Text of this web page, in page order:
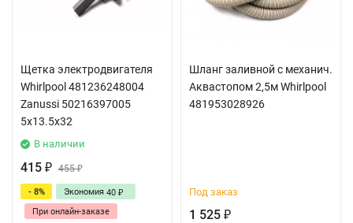
Щетка электродвигателя
Whirlpool 481236248004
Zanussi 50216397005
5x13.5x32
В наличии
415 ₽ 455₽
- 8% Экономия 40 ₽
При онлайн-заказе
Шланг заливной с механич.
Аквастопом 2,5м Whirlpool
481953028926
Под заказ
1 525 ₽